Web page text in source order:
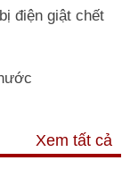
điện giật chết
Xem tất cả